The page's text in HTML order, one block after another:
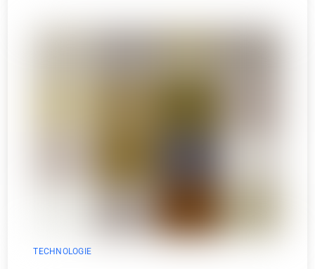
TECHNOLOGIE